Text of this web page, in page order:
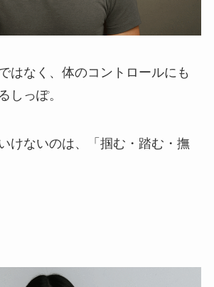
はなく、体のコントロールにも
しっぽ。
けないのは、「掴む・踏む・撫